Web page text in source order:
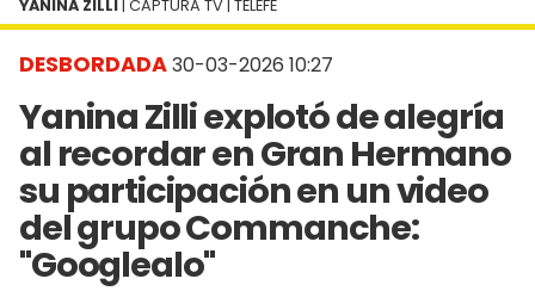
DESBORDADA30-03-2026 10:27
Yanina Zilli explotó de alegría
al recordar en Gran Hermano
su participación en un video
del grupo Commanche:
"Googlealo"
YANINA ZILLI | CAPTURA TV | TELEFE